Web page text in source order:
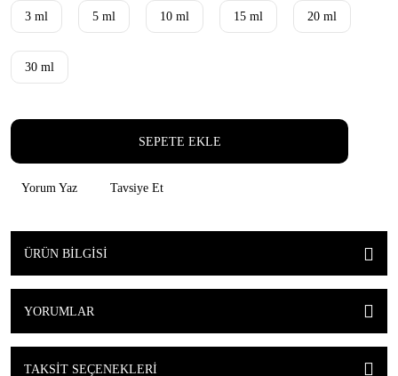
3 ml 5 ml 10 ml 15 ml 20 ml
30 ml
SEPETE EKLE
Yorum Yaz Tavsiye Et
ÜRÜN BILGISI
YORUMLAR
TAKSIT SEÇENEKLERI